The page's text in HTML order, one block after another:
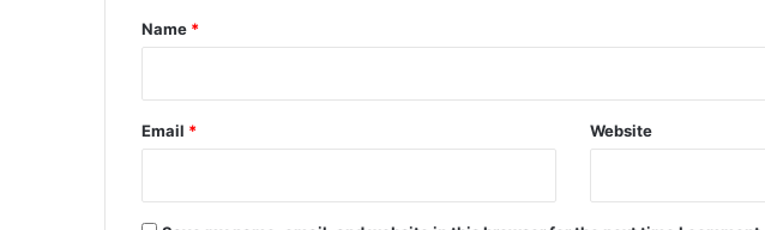
*
Name *
Email * Website